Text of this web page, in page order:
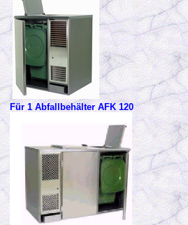
Für 1 Abfallbehälter AFK 120